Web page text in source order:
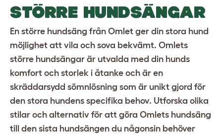
STÖRRE HUNDSÄNGAR
En större hundsäng från Omlet ger din stora hund
möjlighet att vila och sova bekvämt. Omlets
större hundsängar är utvalda med din hunds
komfort och storlek i åtanke och är en
skräddarsydd sömnlösning som är unikt gjord för
den stora hundens specifika behov. Utforska olika
stilar och alternativ för att göra Omlets hundsäng
till den sista hundsängen du någonsin behöver